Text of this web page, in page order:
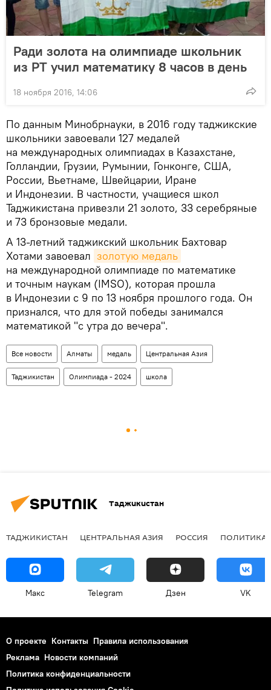
Ради золота на олимпиаде школьник
из РТ учил математику 8 часов в день
18 ноября 2016, 14:06
По данным Минобрнауки, в 2016 году таджикские
школьники завоевали 127 медалей
на международных олимпиадах в Казахстане,
Голландии, Грузии, Румынии, Гонконге, США,
России, Вьетнаме, Швейцарии, Иране
и Индонезии. В частности, учащиеся школ
Таджикистана привезли 21 золото, 33 серебряные
и 73 бронзовые медали.
А 13-летний таджикский школьник Бахтовар
Хотами завоевал золотую медаль
на международной олимпиаде по математике
и точным наукам (IMSO), которая прошла
в Индонезии с 9 по 13 ноября прошлого года. Он
признался, что для этой победы занимался
математикой "с утра до вечера".
Все новости Алматы медаль Центральная Азия
Таджикистан Олимпиада - 2024 школа
Таджикистан
ТАДЖИКИСТАН ЦЕНТРАЛЬНАЯ АЗИЯ РОССИЯ ПОЛИТИКА
Макс Telegram Дзен VK
О проекте Контакты Правила использования
Реклама Новости компаний
Политика конфиденциальности